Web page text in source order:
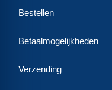
Bestellen
Betaalmogelijkheden
Verzending